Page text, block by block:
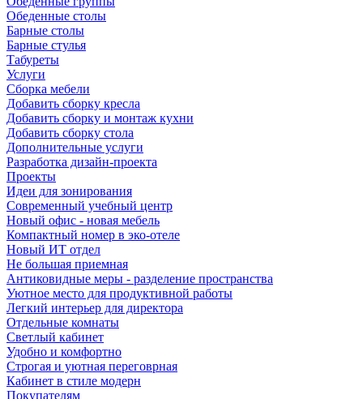
Обеденные столы
Барные столы
Барные стулья
Табуреты
Услуги
Сборка мебели
Добавить сборку кресла
Добавить сборку и монтаж кухни
Добавить сборку стола
Дополнительные услуги
Разработка дизайн-проекта
Проекты
Идеи для зонирования
Современный учебный центр
Новый офис - новая мебель
Компактный номер в эко-отеле
Новый ИТ отдел
Не большая приемная
Антиковидные меры - разделение пространства
Уютное место для продуктивной работы
Легкий интерьер для директора
Отдельные комнаты
Светлый кабинет
Удобно и комфортно
Строгая и уютная переговрная
Кабинет в стиле модерн
Покупателям